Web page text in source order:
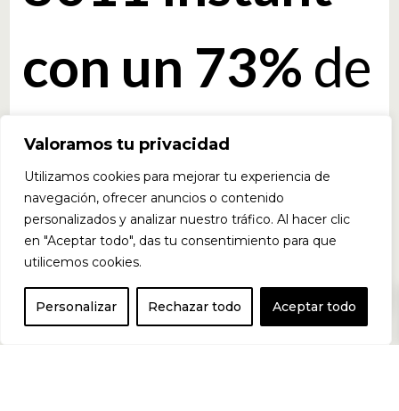
Valoramos tu privacidad
Utilizamos cookies para mejorar tu experiencia de
navegación, ofrecer anuncios o contenido
personalizados y analizar nuestro tráfico. Al hacer clic
en "Aceptar todo", das tu consentimiento para que
utilicemos cookies.
Personalizar Rechazar todo Aceptar todo
con un 73% de
concentrado
de suero de
leche